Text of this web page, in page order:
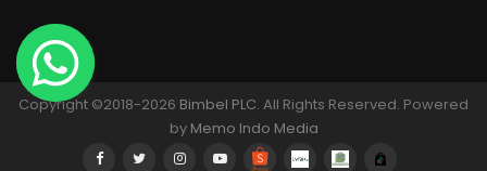
Copyright ©2018-2026 Bimbel PLC. All Rights Reserved. Powered
by Memo Indo Media